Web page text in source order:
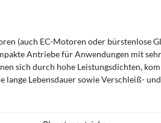
(auch EC-Motoren oder bürstenlose
Antriebe für Anwendungen mit
sich durch hohe Leistungsdichten,
lange Lebensdauer sowie Verschleiß-